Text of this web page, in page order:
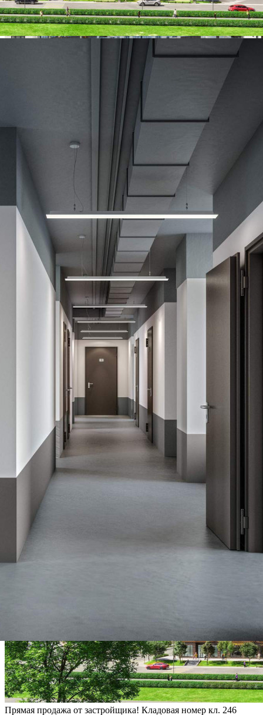
Прямая продажа от застройщика! Кладовая номер кл. 246